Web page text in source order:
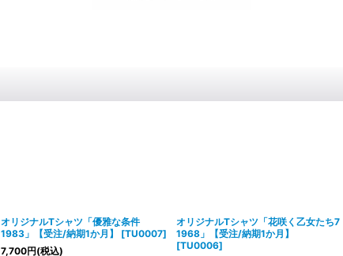
オリジナルTシャツ「優雅な条件
1983」【受注/納期1か月】
[TU0007]
7,700円(税込)
オリジナルTシャツ「花咲く乙女たち7
1968」【受注/納期1か月】
[TU0006]